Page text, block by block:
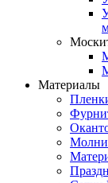
Материалы